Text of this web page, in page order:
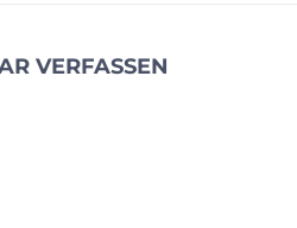
VERFASSEN